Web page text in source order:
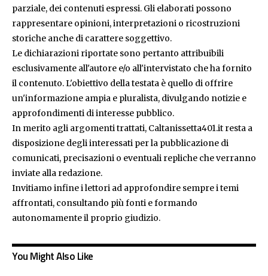
parziale, dei contenuti espressi. Gli elaborati possono
rappresentare opinioni, interpretazioni o ricostruzioni
storiche anche di carattere soggettivo.
Le dichiarazioni riportate sono pertanto attribuibili
esclusivamente all'autore e/o all'intervistato che ha fornito
il contenuto. L'obiettivo della testata è quello di offrire
un'informazione ampia e pluralista, divulgando notizie e
approfondimenti di interesse pubblico.
In merito agli argomenti trattati, Caltanissetta401.it resta a
disposizione degli interessati per la pubblicazione di
comunicati, precisazioni o eventuali repliche che verranno
inviate alla redazione.
Invitiamo infine i lettori ad approfondire sempre i temi
affrontati, consultando più fonti e formando
autonomamente il proprio giudizio.
You Might Also Like